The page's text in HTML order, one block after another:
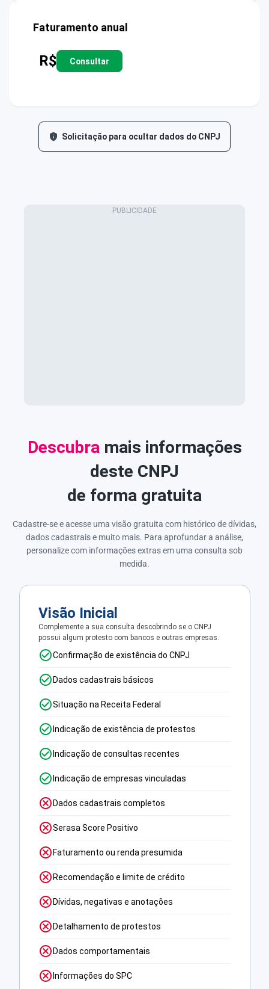
Faturamento anual
R$ Consultar
Solicitação para ocultar dados do CNPJ
Descubramais informações
deste CNPJ
de forma gratuita
Cadastre-se e acesse uma visão gratuita com histórico de dívidas,
dados cadastrais e muito mais. Para aprofundar a análise,
personalize com informações extras em uma consulta sob
medida.
Visão Inicial
Complemente a sua consulta descobrindo se o CNPJ
possui algum protesto com bancos e outras empresas.
Confirmação de existência do CNPJ
Dados cadastrais básicos
Situação na Receita Federal
Indicação de existência de protestos
Indicação de consultas recentes
Indicação de empresas vinculadas
Dados cadastrais completos
Serasa Score Positivo
Faturamento ou renda presumida
Recomendação e limite de crédito
Dívidas, negativas e anotações
Detalhamento de protestos
Dados comportamentais
Informações do SPC